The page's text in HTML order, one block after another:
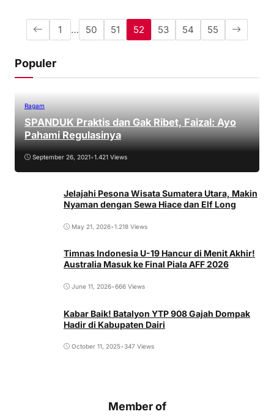
1 … 50 51 52 53 54 55
Populer
Ragam
SPANDUK Praktis dan Gak Ribet, Faizal: Ayo
Pahami Regulasinya
September 26, 2021•1.421 Views
Jelajahi Pesona Wisata Sumatera Utara, Makin
Nyaman dengan Sewa Hiace dan Elf Long
May 21, 2026•1.218 Views
Timnas Indonesia U-19 Hancur di Menit Akhir!
Australia Masuk ke Final Piala AFF 2026
June 11, 2026•666 Views
Kabar Baik! Batalyon YTP 908 Gajah Dompak
Hadir di Kabupaten Dairi
October 11, 2025•347 Views
Member of